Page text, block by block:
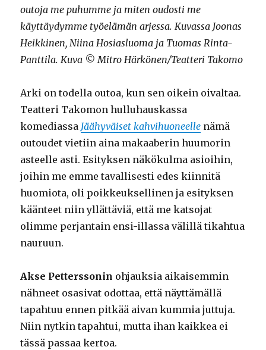
outoja me puhumme ja miten oudosti me
käyttäydymme työelämän arjessa. Kuvassa Joonas
Heikkinen, Niina Hosiasluoma ja Tuomas Rinta-
Panttila. Kuva © Mitro Härkönen/Teatteri Takomo
Arki on todella outoa, kun sen oikein oivaltaa.
Teatteri Takomon hulluhauskassa
komediassa Jäähyväiset kahvihuoneelle nämä
outoudet vietiin aina makaaberin huumorin
asteelle asti. Esityksen näkökulma asioihin,
joihin me emme tavallisesti edes kiinnitä
huomiota, oli poikkeuksellinen ja esityksen
käänteet niin yllättäviä, että me katsojat
olimme perjantain ensi-illassa välillä tikahtua
nauruun.
Akse Petterssonin ohjauksia aikaisemmin
nähneet osasivat odottaa, että näyttämällä
tapahtuu ennen pitkää aivan kummia juttuja.
Niin nytkin tapahtui, mutta ihan kaikkea ei
tässä passaa kertoa.